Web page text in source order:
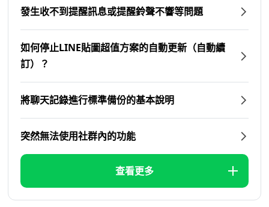
發生收不到提醒訊息或提醒鈴聲不響等問題
如何停止LINE貼圖超值方案的自動更新（自動續
訂）？
將聊天記錄進行標準備份的基本說明
突然無法使用社群內的功能
查看更多